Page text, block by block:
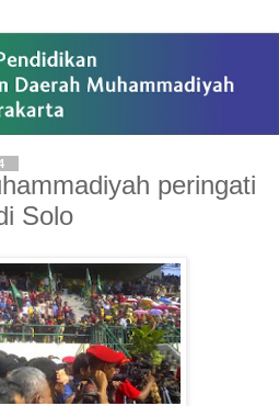
peringati
Solo